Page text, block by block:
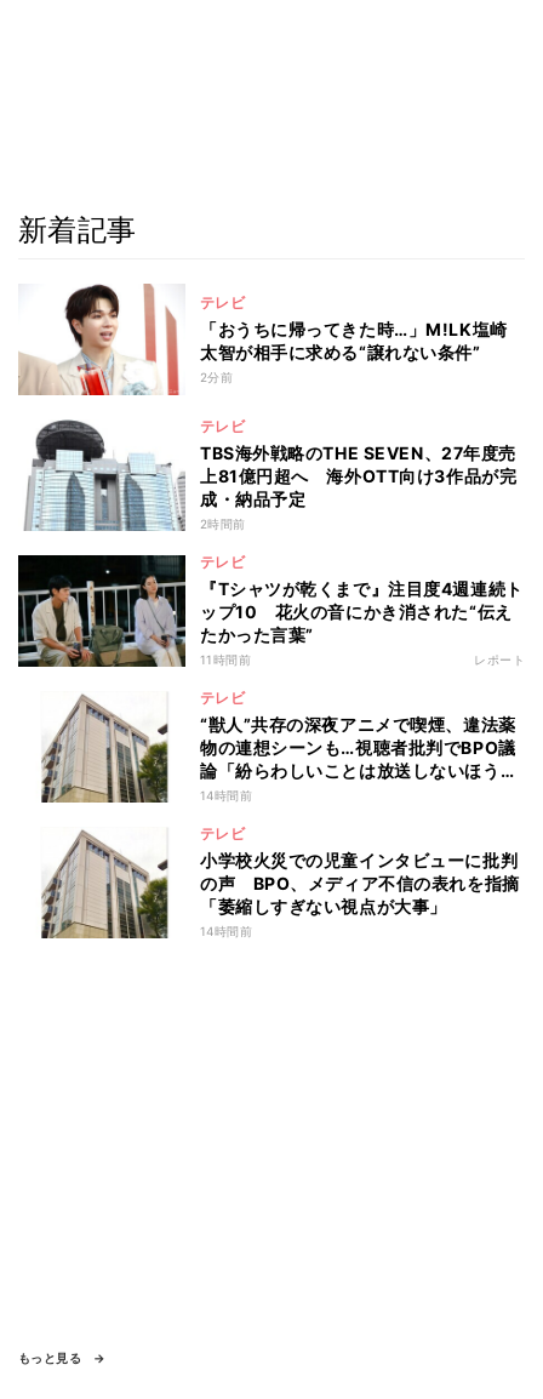
新着記事
テレビ
「おうちに帰ってきた時…」M!LK塩崎
太智が相手に求める“譲れない条件”
2分前
テレビ
TBS海外戦略のTHE SEVEN、27年度売
上81億円超へ 海外OTT向け3作品が完
成・納品予定
2時間前
テレビ
『Tシャツが乾くまで』注目度4週連続ト
ップ10 花火の音にかき消された“伝え
たかった言葉”
11時間前 レポート
テレビ
“獣人”共存の深夜アニメで喫煙、違法薬
物の連想シーンも…視聴者批判でBPO議
論「紛らわしいことは放送しないほう
が」
14時間前
テレビ
小学校火災での児童インタビューに批判
の声 BPO、メディア不信の表れを指摘
「萎縮しすぎない視点が大事」
14時間前
もっと見る